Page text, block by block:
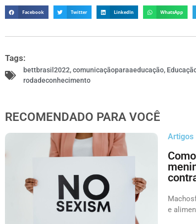
Facebook Twitter LinkedIn WhatsApp
Tags:
bettbrasil2022,comunicaçãoparaaeducação,
rodadeconhecimento
RECOMENDADO PARA VOCÊ
Artigos
e